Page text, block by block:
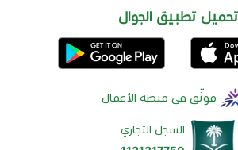
تحميل تطبيق الجوال
موثّق في منصة الأعمال
السجل التجاري